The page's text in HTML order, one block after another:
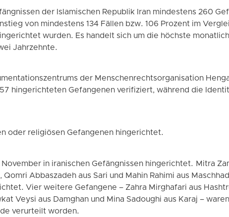
der Islamischen Republik Iran mindestens 260
von mindestens 134 Fällen bzw. 106 Prozent im
wurden. Es handelt sich um die höchste
Jahrzehnte.
der Menschenrechtsorganisation
hingerichteten Gefangenen verifiziert, während die
oder religiösen Gefangenen hingerichtet.
in iranischen Gefängnissen hingerichtet. Mitra
Abbaszadeh aus Sari und Mahin Rahimi aus
Vier weitere Gefangene – Zahra Mirghafari aus
Veysi aus Damghan und Mina Sadoughi aus Karaj –
verurteilt worden.